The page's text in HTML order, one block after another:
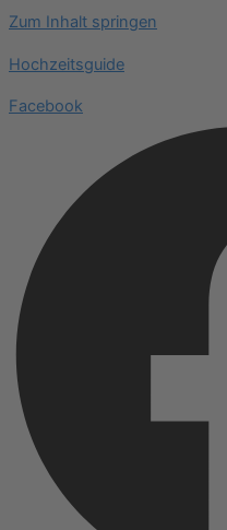
Zum Inhalt springen
Hochzeitsguide
Facebook